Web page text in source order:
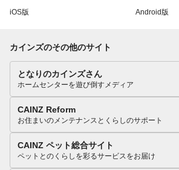
iOS版 Android版
カインズのその他のサイト
となりのカインズさん
ホームセンターを遊び倒すメディア
CAINZ Reform
お住まいのメンテナンスとくらしのサポート
CAINZ ペット総合サイト
ペットとのくらしを彩るサービスをお届け